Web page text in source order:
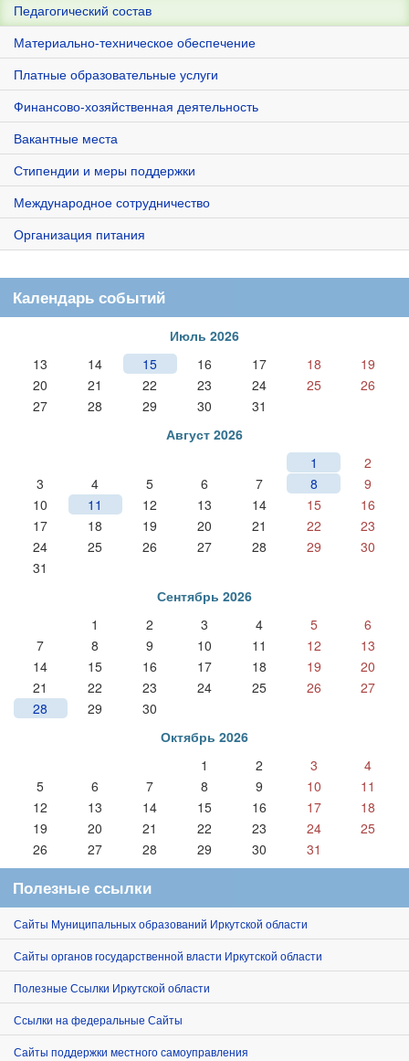
Педагогический состав
Материально-техническое обеспечение
Платные образовательные услуги
Финансово-хозяйственная деятельность
Вакантные места
Стипендии и меры поддержки
Международное сотрудничество
Организация питания
Календарь событий
Июль 2026
13
14 15 16 17 18
19
20
21 22 23 24 25
26
27
28 29 30
31
Август 2026
1
2
3
4 5 6 7 8
9
10
11 12 13 14 15
16
17
18 19 20 21 22
23
24
25 26 27 28 29
30
31
Сентябрь 2026
1
2 3 4 5
6
7
8 9 10 11 12
13
14
15 16 17 18 19
20
21
22 23 24 25 26
27
28
29
30
Октябрь 2026
1
2 3
4
5
6 7 8 9 10
11
12
13 14 15 16 17
18
19
20 21 22 23 24
25
26
27 28 29 30 31
Полезные ссылки
Сайты Муниципальных образований Иркутской области
Сайты органов государственной власти Иркутской области
Полезные Ссылки Иркутской области
Ссылки на федеральные Сайты
Сайты поддержки местного самоуправления